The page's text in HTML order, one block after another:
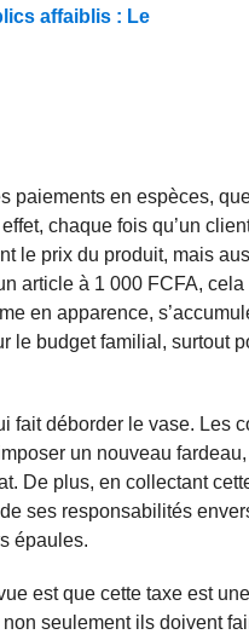
affaiblis : Le
paiements en espèces,
chaque fois qu’un
le prix du produit, mais
article à 1 000 FCFA,
en apparence,
le budget familial, surtout
fait déborder le vase. Les
un nouveau fardeau,
De plus, en collectant
ses responsabilités
épaules.
est que cette taxe est
seulement ils doivent